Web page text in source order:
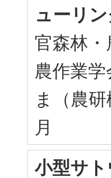
ューリ
官森林
農作業
ま（農
月
小型サ